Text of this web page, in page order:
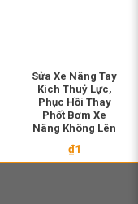
Sửa Xe Nâng Tay
Kích Thuỷ Lực,
Phục Hồi Thay
Phốt Bơm Xe
Nâng Không Lên
₫1